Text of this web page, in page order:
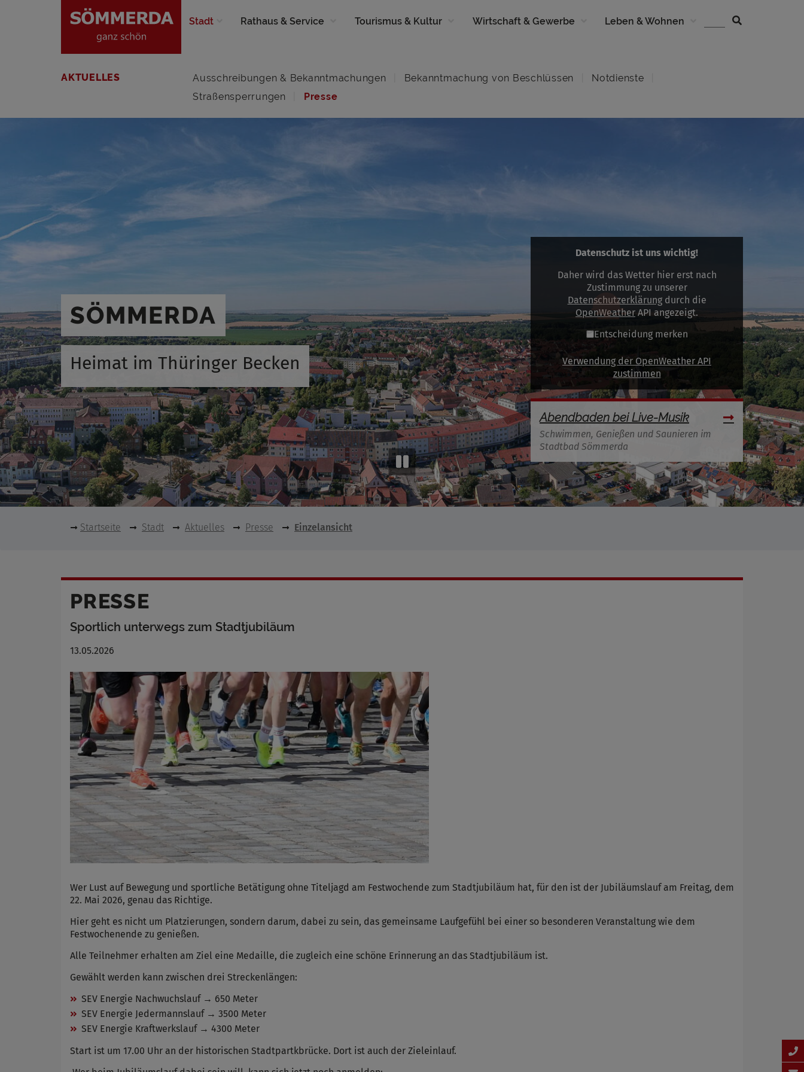
Stadt Rathaus & Service Tourismus & Kultur Wirtschaft & Gewerbe Leben & Wohnen
AKTUELLES Ausschreibungen & Bekanntmachungen Bekanntmachung von Beschlüssen
Notdienste
Straßensperrungen
Presse
SÖMMERDA
Heimat im Thüringer Becken
Datenschutz ist uns wichtig!
Daher wird das Wetter hier erst nach
Zustimmung zu unserer
Datenschutzerklärungdurch die
OpenWeather API angezeigt.
Entscheidung merken
Verwendung der OpenWeather API
zustimmen
Abendbaden bei Live-Musik
Schwimmen, Genießen und Saunieren im
Stadtbad Sömmerda
Startseite Stadt Aktuelles Presse Einzelansicht
PRESSE
Sportlich unterwegs zum Stadtjubiläum
13.05.2026
Wer Lust auf Bewegung und sportliche Betätigung ohne Titeljagd am Festwochende zum Stadtjubiläum hat, für den ist der Jubiläumslauf am Freitag, dem
22. Mai 2026, genau das Richtige.
Hier geht es nicht um Platzierungen, sondern darum, dabei zu sein, das gemeinsame Laufgefühl bei einer so besonderen Veranstaltung wie dem
Festwochenende zu genießen.
Alle Teilnehmer erhalten am Ziel eine Medaille, die zugleich eine schöne Erinnerung an das Stadtjubiläum ist.
Gewählt werden kann zwischen drei Streckenlängen:
SEV Energie Nachwuchslauf → 650 Meter
SEV Energie Jedermannslauf → 3500 Meter
SEV Energie Kraftwerkslauf → 4300 Meter
Start ist um 17.00 Uhr an der historischen Stadtpartkbrücke. Dort ist auch der Zieleinlauf.